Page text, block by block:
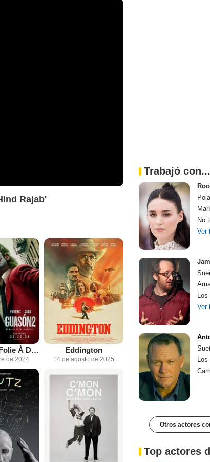
Rajab'
Guasón 2: Folie À Deux
de 2024
Eddington
14 de agosto de 2025
Trabajó con...
No
Ver
Ver
Otros actores
Top actores